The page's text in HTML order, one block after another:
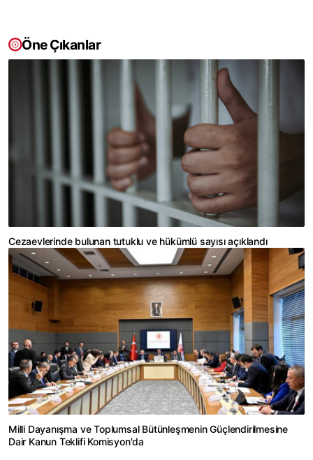
Öne Çıkanlar
Cezaevlerinde bulunan tutuklu ve hükümlü sayısı açıklandı
Milli Dayanışma ve Toplumsal Bütünleşmenin Güçlendirilmesine
Dair Kanun Teklifi Komisyon'da